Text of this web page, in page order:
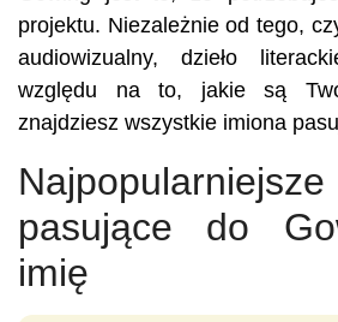
projektu. Niezależnie od tego,
audiowizualny, dzieło
względu na to, jakie są
znajdziesz wszystkie imiona
pasujące do
imię